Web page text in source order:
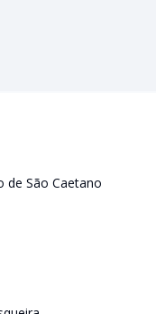
de São Caetano